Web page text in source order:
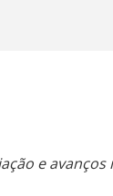
e